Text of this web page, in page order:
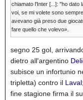
chiamato l'Inter [...]: "ho dato
voi, se mi volete sono
avevano già preso due
fare quello che volevo».
segno 25 gol,
dietro all'argentino
subisce un infortunio
tripletta) contro il Laval
fine stagione firma il